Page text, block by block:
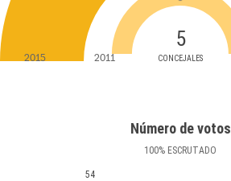
5
CONCEJALES
2015 2011
Número de votos
100% ESCRUTADO
54